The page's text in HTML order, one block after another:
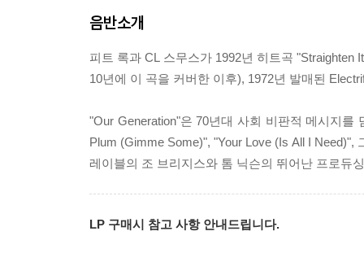
음반소개
피트 록과 CL 스무스가 1992년 히트곡
10년에 이 곡을 커버한 이후), 1972년 발매된
"Our Generation"은 70년대 사회 비판적 메시지
Plum (Gimme Some)", "Your Love (Is All I
레이블의 조 브리지스와 톰 닉슨의 뛰어난 프로듀
LP 구매시 참고 사항 안내드립니다.